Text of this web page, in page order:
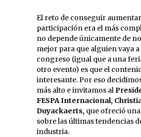
El reto de conseguir
participación era el más
no depende únicamente de
mejor para que alguien vaya
congreso (igual que a una
otro evento) es que el
interesante. Por eso
más alto e invitamos al
FESPA Internacional,
Duyackaerts, que ofreció
sobre las últimas tendencias
industria.